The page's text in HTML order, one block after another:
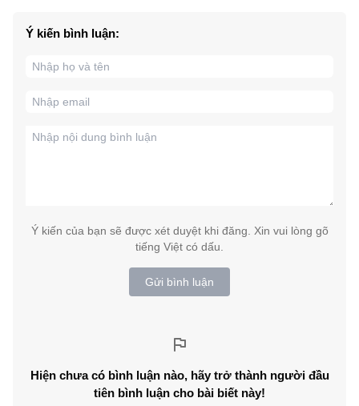
Ý kiến bình luận:
Ý kiến của bạn sẽ được xét duyệt khi đăng. Xin vui lòng gõ
tiếng Việt có dấu.
Gửi bình luận
Hiện chưa có bình luận nào, hãy trở thành người đầu
tiên bình luận cho bài biết này!